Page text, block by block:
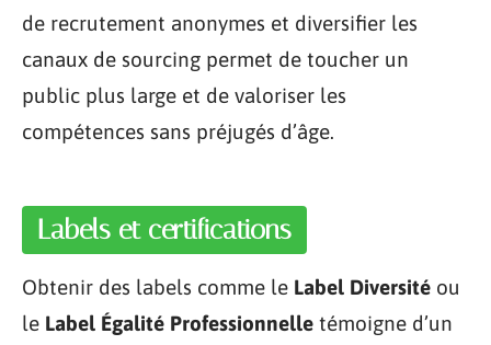
de recrutement anonymes et diversifier les
canaux de sourcing permet de toucher un
public plus large et de valoriser les
compétences sans préjugés d’âge.
Labels et certifications
Obtenir des labels comme le Label Diversité ou
le Label Égalité Professionnelle témoigne d’un